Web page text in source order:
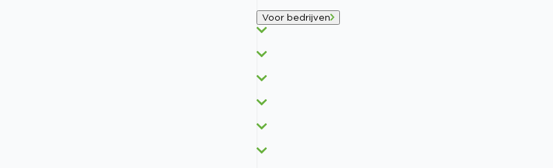
Voor bedrijven